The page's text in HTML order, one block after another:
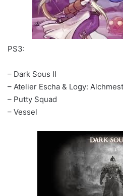
PS3:
– Dark Sous II
– Atelier Escha & Logy:
– Putty Squad
– Vessel